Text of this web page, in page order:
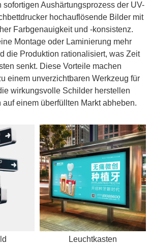
sofortigen Aushärtungsprozess der UV-
hochauflösende Bilder mit
Farbgenauigkeit und -konsistenz.
Montage oder Laminierung mehr
die Produktion rationalisiert, was Zeit
senkt. Diese Vorteile machen
einem unverzichtbaren Werkzeug für
wirkungsvolle Schilder herstellen
auf einem überfüllten Markt abheben.
Leuchtkasten